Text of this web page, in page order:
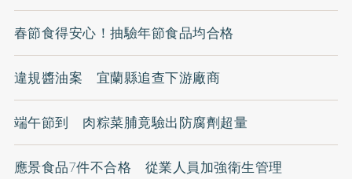
春節食得安心！抽驗年節食品均合格
違規醬油案 宜蘭縣追查下游廠商
端午節到 肉粽菜脯竟驗出防腐劑超量
應景食品7件不合格 從業人員加強衛生管理